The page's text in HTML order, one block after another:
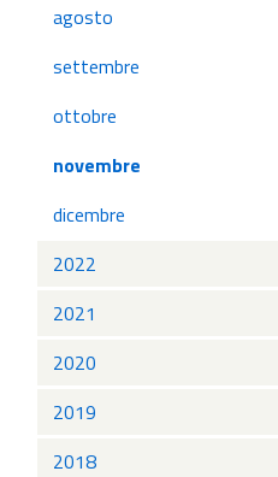
agosto
settembre
ottobre
novembre
dicembre
2022
2021
2020
2019
2018